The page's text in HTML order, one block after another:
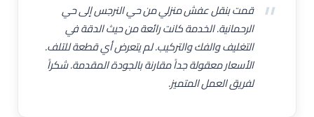
قمت بنقل عفش منزلي من حي النرجس إلى حي
الرحمانية. الخدمة كانت رائعة من حيث الدقة في
التغليف والفك والتركيب. لم يتعرض أي قطعة للتلف.
الأسعار معقولة جداً مقارنة بالجودة المقدمة. شكراً
لفريق العمل المتميز.